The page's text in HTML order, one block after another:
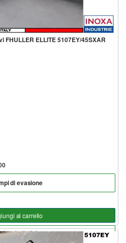
ELLITE 5107EY/45SXAR
di evasione
al carrello
alla lista